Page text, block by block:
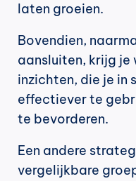
laten groeien.
Bovendien,
aansluiten, krijg je
inzichten, die je in
effectiever te
te bevorderen.
Een andere
vergelijkbare